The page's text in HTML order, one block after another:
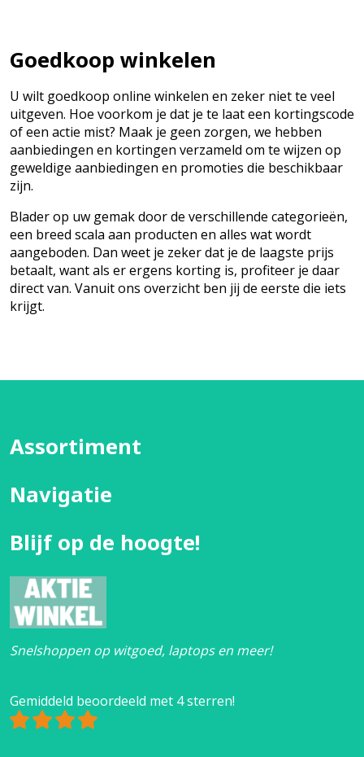
Goedkoop winkelen
U wilt goedkoop online winkelen en zeker niet te veel
uitgeven. Hoe voorkom je dat je te laat een kortingscode
of een actie mist? Maak je geen zorgen, we hebben
aanbiedingen en kortingen verzameld om te wijzen op
geweldige aanbiedingen en promoties die beschikbaar
zijn.
Blader op uw gemak door de verschillende categorieën,
een breed scala aan producten en alles wat wordt
aangeboden. Dan weet je zeker dat je de laagste prijs
betaalt, want als er ergens korting is, profiteer je daar
direct van. Vanuit ons overzicht ben jij de eerste die iets
krijgt.
Assortiment
Navigatie
Blijf op de hoogte!
Snelshoppen op witgoed, laptops en meer!
Gemiddeld beoordeeld met 4 sterren!